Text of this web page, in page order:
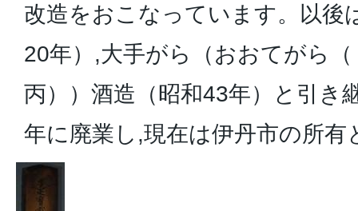
改造をおこなっています。以後
20年）,大手がら（おおてがら
丙））酒造（昭和43年）と引き
年に廃業し,現在は伊丹市の所有